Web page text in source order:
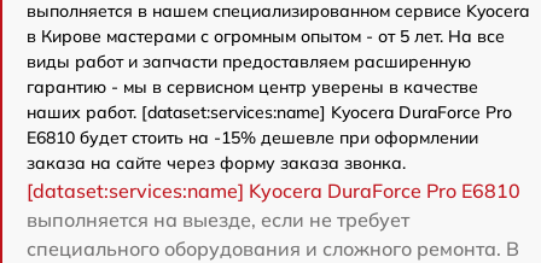
выполняется в нашем специализированном сервисе Kyocera
в Кирове мастерами с огромным опытом - от 5 лет. На все
виды работ и запчасти предоставляем расширенную
гарантию - мы в сервисном центр уверены в качестве
наших работ. [dataset:services:name] Kyocera DuraForce Pro
E6810 будет стоить на -15% дешевле при оформлении
заказа на сайте через форму заказа звонка.
[dataset:services:name] Kyocera DuraForce Pro E6810
выполняется на выезде, если не требует
специального оборудования и сложного ремонта. В